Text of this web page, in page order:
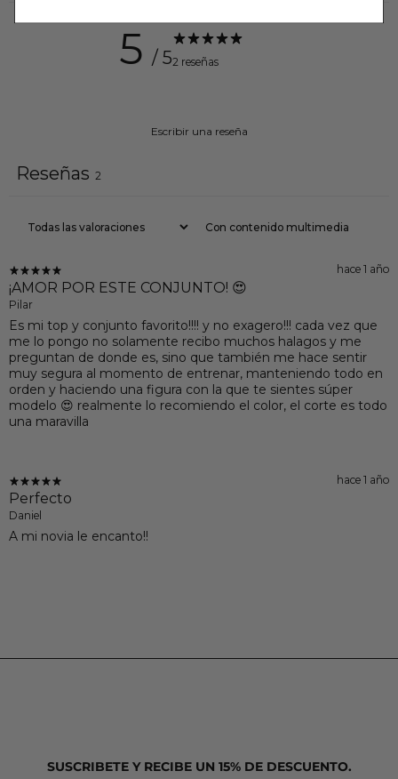
5 / 52 reseñas
Escribir una reseña
Reseñas 2
Con contenido multimedia
hace 1 año
¡AMOR POR ESTE CONJUNTO! 😍
Pilar
Es mi top y conjunto favorito!!!! y no exagero!!! cada vez que
me lo pongo no solamente recibo muchos halagos y me
preguntan de donde es, sino que también me hace sentir
muy segura al momento de entrenar, manteniendo todo en
orden y haciendo una figura con la que te sientes súper
modelo 😍 realmente lo recomiendo el color, el corte es todo
una maravilla
hace 1 año
Perfecto
Daniel
A mi novia le encanto!!
SUSCRIBETE Y RECIBE UN 15% DE DESCUENTO.